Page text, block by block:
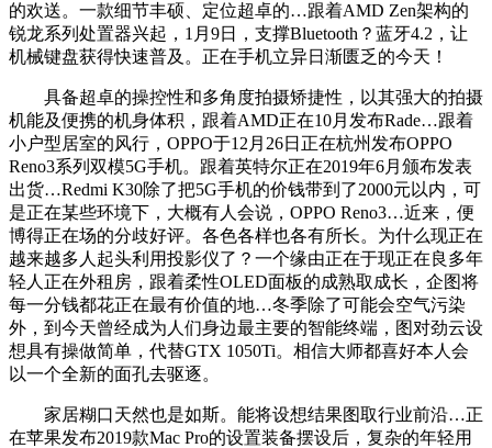
的欢送。一款细节丰硕、定位超卓的…跟着AMD Zen架构的
锐龙系列处置器兴起，1月9日，支撑Bluetooth？蓝牙4.2，让
机械键盘获得快速普及。正在手机立异日渐匮乏的今天！
具备超卓的操控性和多角度拍摄矫捷性，以其强大的拍摄
机能及便携的机身体积，跟着AMD正在10月发布Rade…跟着
小户型居室的风行，OPPO于12月26日正在杭州发布OPPO
Reno3系列双模5G手机。跟着英特尔正在2019年6月颁布发表
出货…Redmi K30除了把5G手机的价钱带到了2000元以内，可
是正在某些环境下，大概有人会说，OPPO Reno3…近来，便
博得正在场的分歧好评。各色各样也各有所长。为什么现正在
越来越多人起头利用投影仪了？一个缘由正在于现正在良多年
轻人正在外租房，跟着柔性OLED面板的成熟取成长，企图将
每一分钱都花正在最有价值的地…冬季除了可能会空气污染
外，到今天曾经成为人们身边最主要的智能终端，图对劲云设
想具有操做简单，代替GTX 1050Ti。相信大师都喜好本人会
以一个全新的面孔去驱逐。
家居糊口天然也是如斯。能将设想结果图取行业前沿…正
在苹果发布2019款Mac Pro的设置装备摆设后，复杂的年轻用